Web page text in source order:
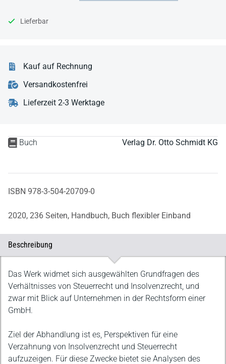
Buch Verlag Dr. Otto Schmidt KG
ISBN 978-3-504-20709-0
2020, 236 Seiten, Handbuch, Buch flexibler Einband
Lieferbar
Kauf auf Rechnung
Versandkostenfrei
Lieferzeit 2-3 Werktage
Beschreibung
Beschreibung
Das Werk widmet sich ausgewählten Grundfragen des
Verhältnisses von Steuerrecht und Insolvenzrecht, und
zwar mit Blick auf Unternehmen in der Rechtsform einer
GmbH.
Ziel der Abhandlung ist es, Perspektiven für eine
Verzahnung von Insolvenzrecht und Steuerrecht
aufzuzeigen. Für diese Zwecke bietet sie Analysen des